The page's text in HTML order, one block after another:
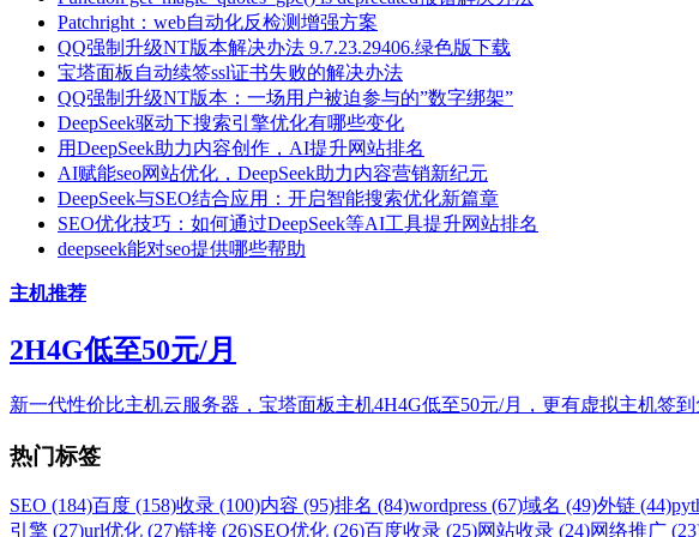
Patchright：web自动化反检测增强方案
QQ强制升级NT版本解决办法 9.7.23.29406.绿色版下载
宝塔面板自动续签ssl证书失败的解决办法
QQ强制升级NT版本：一场用户被迫参与的”数字绑架”
DeepSeek驱动下搜索引擎优化有哪些变化
用DeepSeek助力内容创作，AI提升网站排名
AI赋能seo网站优化，DeepSeek助力内容营销新纪元
DeepSeek与SEO结合应用：开启智能搜索优化新篇章
SEO优化技巧：如何通过DeepSeek等AI工具提升网站排名
deepseek能对seo提供哪些帮助
主机推荐
2H4G低至50元/月
新一代性价比主机云服务器，宝塔面板主机4H4G低至50元/月，更有虚拟主机签
热门标签
SEO (184)百度 (158)收录 (100)内容 (95)排名 (84)wordpress (67)域名 (49)外链 (44)
引擎 (27)url优化 (27)链接 (26)SEO优化 (26)百度收录 (25)网站收录 (24)网络推广